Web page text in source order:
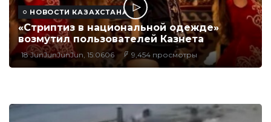
НОВОСТИ КАЗАХСТАНА
«Стриптиз в национальной одежде»
возмутил пользователей Казнета
18 JunJunJunJun, 15:0606 9,454 просмотры